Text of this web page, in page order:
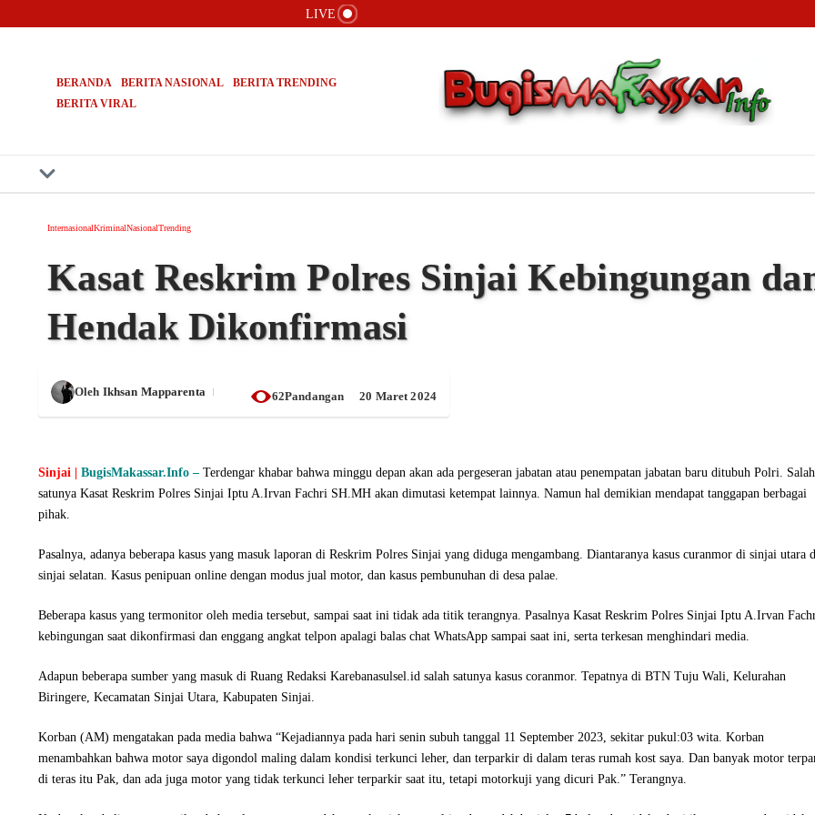
LIVE
Lembaga Adat Passereanta Firman Sombali Minta Wali Kota Makassar Verifikasi Pihak
BERANDA BERITA NASIONAL
BERITA TRENDING
BERITA VIRAL
InternasionalKriminalNasionalTrending
Kasat Reskrim Polres Sinjai Kebingungan
Hendak Dikonfirmasi
Oleh Ikhsan Mapparenta 62Pandangan 20 Maret 2024
Sinjai | BugisMakassar.Info – Terdengar khabar bahwa minggu depan akan ada pergeseran jabatan atau penempatan jabatan baru ditubuh Polri. Salah
satunya Kasat Reskrim Polres Sinjai Iptu A.Irvan Fachri SH.MH akan dimutasi ketempat lainnya. Namun hal demikian mendapat tanggapan berbagai
pihak.
Pasalnya, adanya beberapa kasus yang masuk laporan di Reskrim Polres Sinjai yang diduga mengambang. Diantaranya kasus curanmor di sinjai utara
sinjai selatan. Kasus penipuan online dengan modus jual motor, dan kasus pembunuhan di desa palae.
Beberapa kasus yang termonitor oleh media tersebut, sampai saat ini tidak ada titik terangnya. Pasalnya Kasat Reskrim Polres Sinjai Iptu A.Irvan
kebingungan saat dikonfirmasi dan enggang angkat telpon apalagi balas chat WhatsApp sampai saat ini, serta terkesan menghindari media.
Adapun beberapa sumber yang masuk di Ruang Redaksi Karebanasulsel.id salah satunya kasus coranmor. Tepatnya di BTN Tuju Wali, Kelurahan
Biringere, Kecamatan Sinjai Utara, Kabupaten Sinjai.
Korban (AM) mengatakan pada media bahwa “Kejadiannya pada hari senin subuh tanggal 11 September 2023, sekitar pukul:03 wita. Korban
menambahkan bahwa motor saya digondol maling dalam kondisi terkunci leher, dan terparkir di dalam teras rumah kost saya. Dan banyak motor
di teras itu Pak, dan ada juga motor yang tidak terkunci leher terparkir saat itu, tetapi motorkuji yang dicuri Pak.” Terangnya.